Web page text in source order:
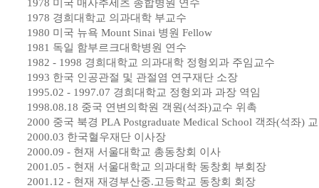
1978 미국 매사추세츠 종합병원 연수
1978 경희대학교 의과대학 부교수
1980 미국 뉴욕 Mount Sinai 병원 Fellow
1981 독일 함부르크대학병원 연수
1982 - 1998 경희대학교 의과대학 정형외과 주임교수
1993 한국 인공관절 및 관절염 연구재단 소장
1995.02 - 1997.07 경희대학교 정형외과 과장 역임
1998.08.18 중국 연변의학원 객원(석좌)교수 위촉
2000 중국 북경 PLA Postgraduate Medical School 객좌(석좌)
2000.03 한국혈우재단 이사장
2000.09 - 현재 서울대학교 총동창회 이사
2001.05 - 현재 서울대학교 의과대학 동창회 부회장
2001.12 - 현재 재경부산중.고등학교 동창회 회장